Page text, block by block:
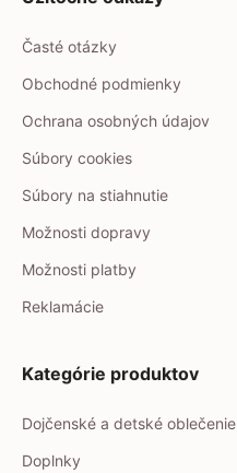
Časté otázky
Obchodné podmienky
Ochrana osobných údajov
Súbory cookies
Súbory na stiahnutie
Možnosti dopravy
Možnosti platby
Reklamácie
Kategórie produktov
Dojčenské a detské oblečenie
Doplnky